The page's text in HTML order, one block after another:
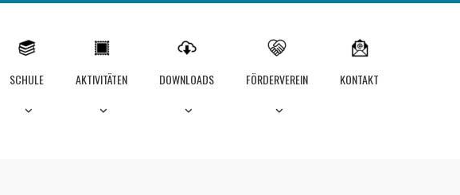
SCHULE AKTIVITÄTEN DOWNLOADS FÖRDERVEREIN KONTAKT